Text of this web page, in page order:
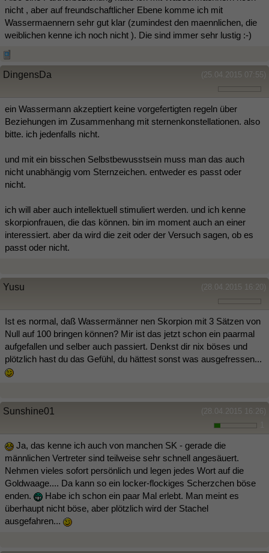
nicht , aber auf freundschaftlicher Ebene komme ich mit
Wassermaennern sehr gut klar (zumindest den maennlichen, die
weiblichen kenne ich noch nicht ). Die sind immer sehr lustig :-)
(25.04.2015 07:55)
DingensDa
ein Wassermann akzeptiert keine vorgefertigten regeln über
Beziehungen im Zusammenhang mit sternenkonstellationen. also
bitte. ich jedenfalls nicht.
und mit ein bisschen Selbstbewusstsein muss man das auch
nicht unabhängig vom Sternzeichen. entweder es passt oder
nicht.
ich will aber auch intellektuell stimuliert werden. und ich kenne
skorpionfrauen, die das können. bin im moment auch an einer
interessiert. aber da wird die zeit oder der Versuch sagen, ob es
passt oder nicht.
(28.04.2015 16:20)
Yusu
Ist es normal, daß Wassermänner nen Skorpion mit 3 Sätzen von
Null auf 100 bringen können? Mir ist das jetzt schon ein paarmal
aufgefallen und selber auch passiert. Denkst dir nix böses und
plötzlich hast du das Gefühl, du hättest sonst was ausgefressen...
(28.04.2015 16:26)
Sunshine01
Ja, das kenne ich auch von manchen SK - gerade die
männlichen Vertreter sind teilweise sehr schnell angesäuert.
Nehmen vieles sofort persönlich und legen jedes Wort auf die
Goldwaage.... Da kann so ein locker-flockiges Scherzchen böse
enden.
Habe ich schon ein paar Mal erlebt. Man meint es
überhaupt nicht böse, aber plötzlich wird der Stachel
ausgefahren...